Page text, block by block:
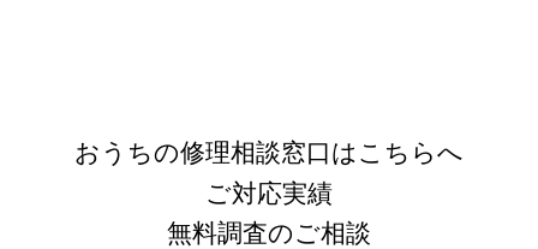
おうちの修理相談窓口はこちらへ
ご対応実績
無料調査のご相談